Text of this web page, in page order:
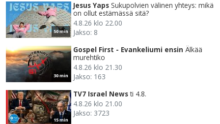
50 min
Jesus Yaps Sukupolvien välinen yhteys: mikä
on ollut estämässä sitä?
4.8.26 klo 22.00
Jakso: 8
30 min
Gospel First - Evankeliumi ensin Älkää
murehtiko
4.8.26 klo 21.30
Jakso: 163
15 min
TV7 Israel News ti 4.8.
4.8.26 klo 21.00
Jakso: 3723